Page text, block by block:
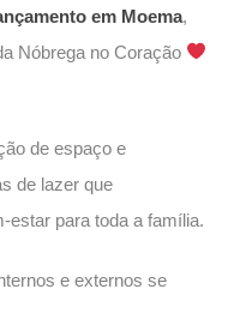
em Moema,
Nóbrega no Coração
de espaço e
de lazer que
estar para toda a família.
e externos se